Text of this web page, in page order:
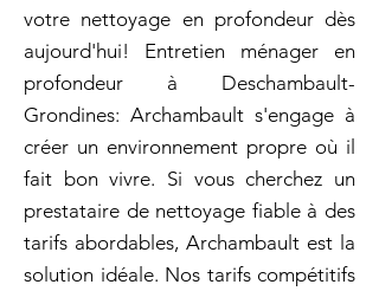
votre nettoyage en profondeur dès
aujourd'hui! Entretien ménager en
profondeur à Deschambault-
Grondines: Archambault s'engage à
créer un environnement propre où il
fait bon vivre. Si vous cherchez un
prestataire de nettoyage fiable à des
tarifs abordables, Archambault est la
solution idéale. Nos tarifs compétitifs